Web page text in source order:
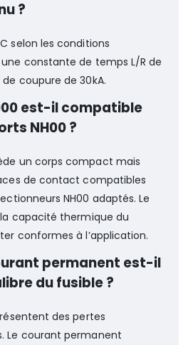
?
selon les conditions
constante de temps L/R de
coupure de 30kA.
est-il compatible
NH00 ?
un corps compact mais
de contact compatibles
NH00 adaptés. Le
capacité thermique du
conformes à l’application.
permanent est-il
du fusible ?
des pertes
Le courant permanent